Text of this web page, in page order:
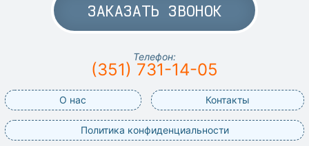
ЗАКАЗАТЬ ЗВОНОК
Телефон:
(351) 731-14-05
О нас Контакты
Политика конфиденциальности